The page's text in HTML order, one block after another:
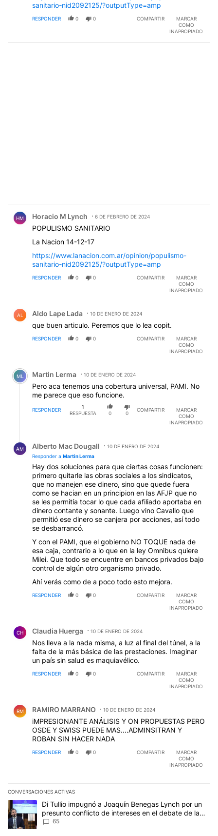
sanitario-nid2092125/?outputType=amp
RESPONDER 0 0 COMPARTIR
MARCAR
COMO
INAPROPIADO
HM Horacio M Lynch 6 DE FEBRERO DE 2024
POPULISMO SANITARIO
La Nacion 14-12-17
https://www.lanacion.com.ar/opinion/populismo-
sanitario-nid2092125/?outputType=amp
RESPONDER 0 0 COMPARTIR
MARCAR
COMO
INAPROPIADO
AL Aldo Lape Lada 10 DE ENERO DE 2024
que buen articulo. Peremos que lo lea copit.
RESPONDER 0 0 COMPARTIR
MARCAR
COMO
INAPROPIADO
Comentario de Martin Lerma.
ML Martin Lerma 10 DE ENERO DE 2024
Pero aca tenemos una cobertura universal, PAMI. No
me parece que eso funcione.
RESPONDER
1
RESPUESTA
0 0
COMPARTIR
MARCAR
COMO
INAPROPIADO
AM Alberto Mac Dougall
10 DE ENERO DE 2024
Responder a Martin Lerma
Hay dos soluciones para que ciertas cosas funcionen:
primero quitarle las obras sociales a los sindicatos,
que no manejen ese dinero, sino que quede fuera
como se hacian en un principion en las AFJP que no
se les permitía tocar lo que cada afiliado aportaba en
dinero contante y sonante. Luego vino Cavallo que
permitió ese dinero se canjera por acciones, así todo
se desbarrancó.
Y con el PAMI, que el gobierno NO TOQUE nada de
esa caja, contrario a lo que en la ley Omnibus quiere
Milei. Que todo se encuentre en bancos privados bajo
control de algún otro organismo privado.
Ahí verás como de a poco todo esto mejora.
RESPONDER 0 0 COMPARTIR
MARCAR
COMO
INAPROPIADO
CH Claudia Huerga 10 DE ENERO DE 2024
Nos lleva a la nada misma, a luz al final del túnel, a la
falta de la más básica de las prestaciones. Imaginar
un país sin salud es maquiavélico.
RESPONDER 0 0 COMPARTIR
MARCAR
COMO
INAPROPIADO
RM RAMIRO MARRANO 10 DE ENERO DE 2024
iMPRESIONANTE ANÁLISIS Y ON PROPUESTAS PERO
OSDE Y SWISS PUEDE MAS....ADMINSITRAN Y
ROBAN SIN HACER NADA
RESPONDER 0 0 COMPARTIR
MARCAR
COMO
INAPROPIADO
CONVERSACIONES ACTIVAS
Este listado muestra los artículos con más comentarios en los
Un artículo de tendencia con el título "Di Tullio impugnó a
Di Tullio impugnó a Joaquín Benegas Lynch por un
presunto conflicto de intereses en el debate de la
Ley de Tierras
65